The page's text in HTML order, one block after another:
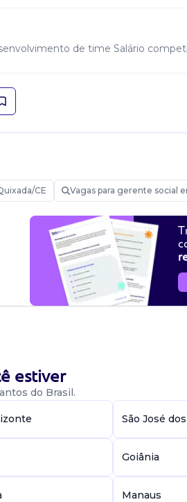
de time Salário
CE Vagas para gerente social
estiver
do Brasil.
São José
Goiânia
Manaus